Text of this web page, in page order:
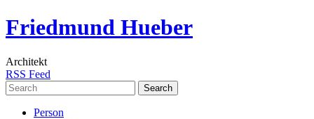
Friedmund Hueber
Architekt
RSS Feed
Search
for:
Person